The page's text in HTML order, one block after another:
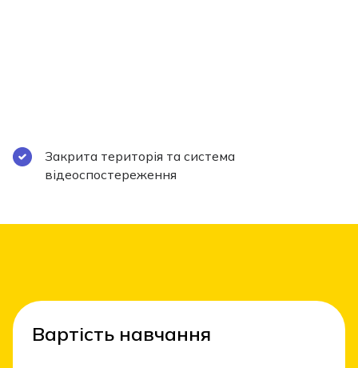
Закрита територія та система
відеоспостереження
Вартість навчання